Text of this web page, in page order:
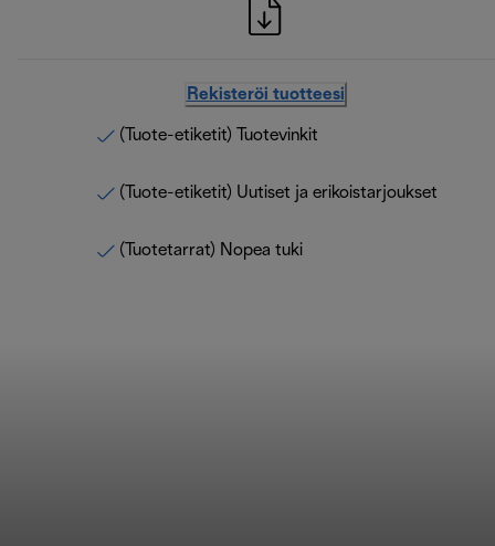
Rekisteröi tuotteesi
(Tuote-etiketit) Tuotevinkit
(Tuote-etiketit) Uutiset ja erikoistarjoukset
(Tuotetarrat) Nopea tuki